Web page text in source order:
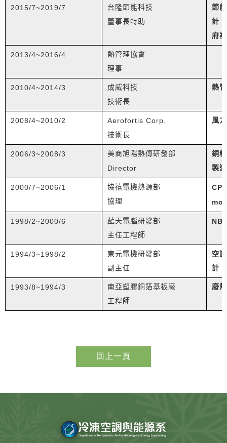
2015/7~2019/7
台隆節能科技
董事長特助
節
計
府
2013/4~2016/4
熱管理協會
理事
2010/4~2014/3
成威科技
技術長
熱管
2008/4~2010/2 Aerofortis Corp.
技術長
風
2006/3~2008/3 美商旭陽熱傳研發部
Director
銅
製造
2000/7~2006/1
協禧電機熱源部
協理
1998/2~2000/6
藍天電腦研發部
主任工程師
NB
1994/3~1998/2
東元電機研發部
副主任
空
計
1993/8~1994/3
南亞塑膠銅箔基板廠
工程師
廢